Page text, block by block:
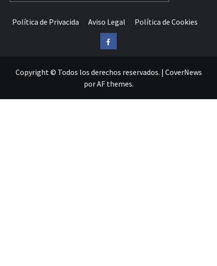
Política de Privacida Aviso Legal Política de Cookies
Facebook
Copyright © Todos los derechos reservados. | CoverNews
por AF themes.